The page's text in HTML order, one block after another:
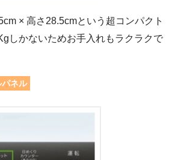
× 高さ28.5cmという超コンパクト
しかないためお手入れもラクラクで
ネル